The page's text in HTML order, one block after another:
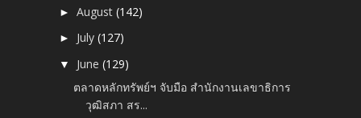
►August(142)
► July(127)
▼ June(129)
ตลาดหลักทรัพย์ฯ จับมือ สำนักงานเลขาธิการ
วุฒิสภา สร...